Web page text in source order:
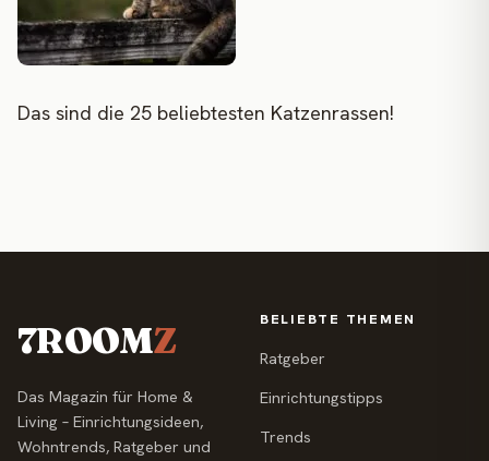
Das sind die 25 beliebtesten Katzenrassen!
7ROOMZ
Das Magazin für Home &
Living – Einrichtungsideen,
Wohntrends, Ratgeber und
BELIEBTE THEMEN
Ratgeber
Einrichtungstipps
Trends